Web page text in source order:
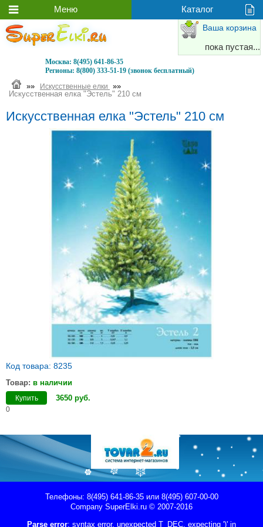
Москва: 8(495) 641-86-35
Регионы: 8(800) 333-51-19 (звонок бесплатный)
Ваша корзина
пока пустая...
»» Искусственные елки
»»
Искусственная елка "Эстель" 210 см
Искусственная елка "Эстель" 210 см
Код товара: 8235
Товар: в наличии
Купить 3650 руб.
0
Телефоны: 8(495) 641-86-35 или 8(495) 607-00-00
Company SuperElki.ru © 2007-2016
Parse error: syntax error, unexpected T_DEC, expecting ')' in